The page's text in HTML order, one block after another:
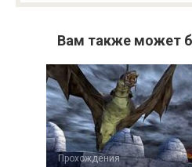
Вам также может
Прохождения